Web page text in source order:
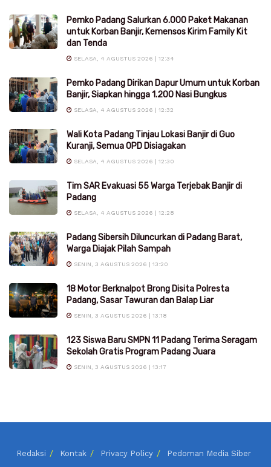
Pemko Padang Salurkan 6.000 Paket Makanan
untuk Korban Banjir, Kemensos Kirim Family Kit
dan Tenda
SELASA, 4 AGUSTUS 2026 | 12:34
Pemko Padang Dirikan Dapur Umum untuk Korban
Banjir, Siapkan hingga 1.200 Nasi Bungkus
SELASA, 4 AGUSTUS 2026 | 12:32
Wali Kota Padang Tinjau Lokasi Banjir di Guo
Kuranji, Semua OPD Disiagakan
SELASA, 4 AGUSTUS 2026 | 12:30
Tim SAR Evakuasi 55 Warga Terjebak Banjir di
Padang
SELASA, 4 AGUSTUS 2026 | 12:28
Padang Sibersih Diluncurkan di Padang Barat,
Warga Diajak Pilah Sampah
SENIN, 3 AGUSTUS 2026 | 13:20
18 Motor Berknalpot Brong Disita Polresta
Padang, Sasar Tawuran dan Balap Liar
SENIN, 3 AGUSTUS 2026 | 13:18
123 Siswa Baru SMPN 11 Padang Terima Seragam
Sekolah Gratis Program Padang Juara
SENIN, 3 AGUSTUS 2026 | 13:17
Redaksi Kontak Privacy Policy Pedoman Media Siber